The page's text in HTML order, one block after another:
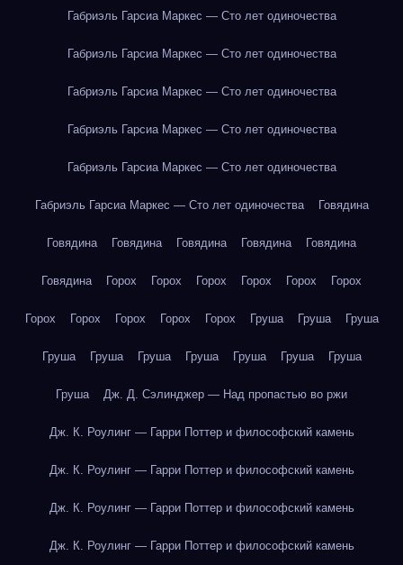
Габриэль Гарсиа Маркес — Сто лет одиночества
Габриэль Гарсиа Маркес — Сто лет одиночества
Габриэль Гарсиа Маркес — Сто лет одиночества
Габриэль Гарсиа Маркес — Сто лет одиночества
Габриэль Гарсиа Маркес — Сто лет одиночества
Габриэль Гарсиа Маркес — Сто лет одиночества Говядина
Говядина Говядина Говядина Говядина Говядина
Говядина Горох Горох Горох Горох Горох Горох
Горох Горох Горох Горох Горох Груша Груша Груша
Груша Груша Груша Груша Груша Груша Груша
Груша Дж. Д. Сэлинджер — Над пропастью во ржи
Дж. К. Роулинг — Гарри Поттер и философский камень
Дж. К. Роулинг — Гарри Поттер и философский камень
Дж. К. Роулинг — Гарри Поттер и философский камень
Дж. К. Роулинг — Гарри Поттер и философский камень